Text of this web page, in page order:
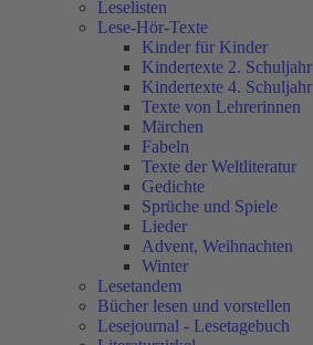
Leselisten
Lese-Hör-Texte
Kinder für Kinder
Kindertexte 2. Schuljahr
Kindertexte 4. Schuljahr
Texte von Lehrerinnen
Märchen
Fabeln
Texte der Weltliteratur
Gedichte
Sprüche und Spiele
Lieder
Advent, Weihnachten
Winter
Lesetandem
Bücher lesen und vorstellen
Lesejournal - Lesetagebuch